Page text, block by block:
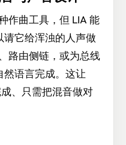
作曲工具，但 LIA 能
它给浑浊的人声做
路由侧链，或为总线
语言完成。这让
、只需把混音做对